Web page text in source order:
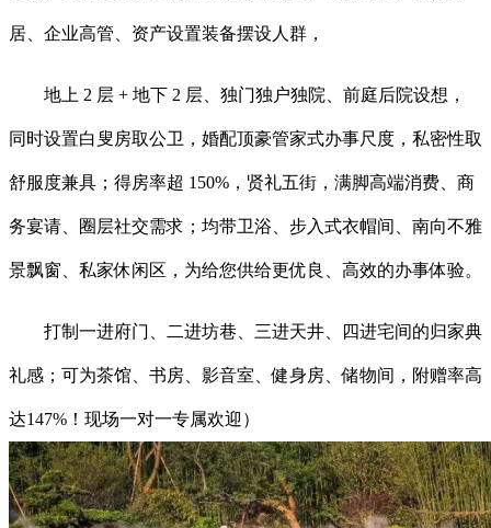
居、企业高管、资产设置装备摆设人群，
地上 2 层 + 地下 2 层、独门独户独院、前庭后院设想，
同时设置白叟房取公卫，婚配顶豪管家式办事尺度，私密性取
舒服度兼具；得房率超 150%，贤礼五街，满脚高端消费、商
务宴请、圈层社交需求；均带卫浴、步入式衣帽间、南向不雅
景飘窗、私家休闲区，为给您供给更优良、高效的办事体验。
打制一进府门、二进坊巷、三进天井、四进宅间的归家典
礼感；可为茶馆、书房、影音室、健身房、储物间，附赠率高
达147%！现场一对一专属欢迎）